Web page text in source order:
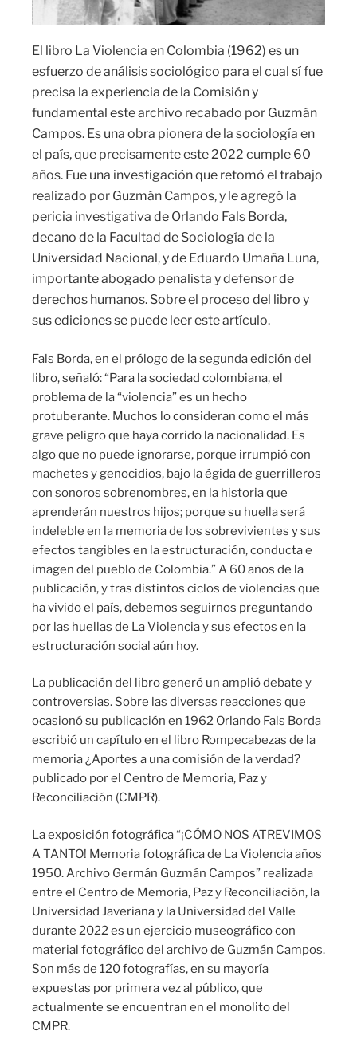
El libro La Violencia en Colombia (1962) es un
esfuerzo de análisis sociológico para el cual sí fue
precisa la experiencia de la Comisión y
fundamental este archivo recabado por Guzmán
Campos. Es una obra pionera de la sociología en
el país, que precisamente este 2022 cumple 60
años. Fue una investigación que retomó el trabajo
realizado por Guzmán Campos, y le agregó la
pericia investigativa de Orlando Fals Borda,
decano de la Facultad de Sociología de la
Universidad Nacional, y de Eduardo Umaña Luna,
importante abogado penalista y defensor de
derechos humanos. Sobre el proceso del libro y
sus ediciones se puede leer este artículo.
Fals Borda, en el prólogo de la segunda edición del
libro, señaló: “Para la sociedad colombiana, el
problema de la “violencia” es un hecho
protuberante. Muchos lo consideran como el más
grave peligro que haya corrido la nacionalidad. Es
algo que no puede ignorarse, porque irrumpió con
machetes y genocidios, bajo la égida de guerrilleros
con sonoros sobrenombres, en la historia que
aprenderán nuestros hijos; porque su huella será
indeleble en la memoria de los sobrevivientes y sus
efectos tangibles en la estructuración, conducta e
imagen del pueblo de Colombia.” A 60 años de la
publicación, y tras distintos ciclos de violencias que
ha vivido el país, debemos seguirnos preguntando
por las huellas de La Violencia y sus efectos en la
estructuración social aún hoy.
La publicación del libro generó un amplió debate y
controversias. Sobre las diversas reacciones que
ocasionó su publicación en 1962 Orlando Fals Borda
escribió un capítulo en el libro Rompecabezas de la
memoria ¿Aportes a una comisión de la verdad?
publicado por el Centro de Memoria, Paz y
Reconciliación (CMPR).
La exposición fotográfica “¡CÓMO NOS ATREVIMOS
A TANTO! Memoria fotográfica de La Violencia años
1950. Archivo Germán Guzmán Campos” realizada
entre el Centro de Memoria, Paz y Reconciliación, la
Universidad Javeriana y la Universidad del Valle
durante 2022 es un ejercicio museográfico con
material fotográfico del archivo de Guzmán Campos.
Son más de 120 fotografías, en su mayoría
expuestas por primera vez al público, que
actualmente se encuentran en el monolito del
CMPR.